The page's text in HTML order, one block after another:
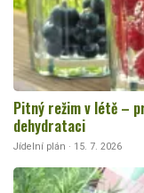
Pitný režim v létě –
dehydrataci
Jídelní plán · 15. 7. 2026